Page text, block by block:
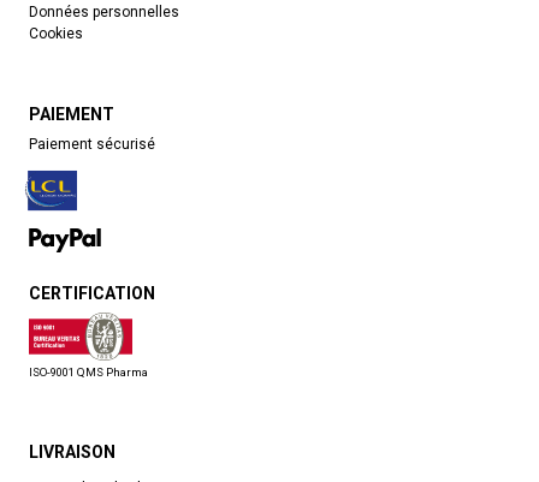
Données personnelles
Cookies
PAIEMENT
Paiement sécurisé
CERTIFICATION
ISO-9001 QMS Pharma
LIVRAISON